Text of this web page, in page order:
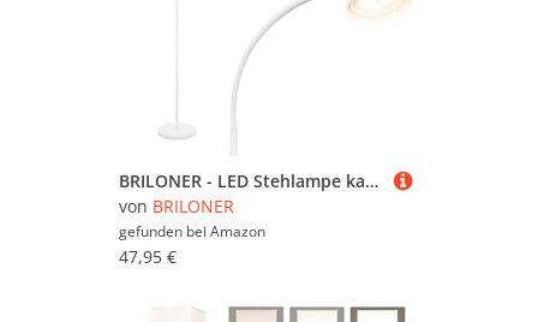
BRILONER - LED Stehlampe kabellos mit Touch, stufenlos dimmbar, Akku & Lichtquelle tauschbar, Akku Stehleuchte, Leselampe, Wohnzimmerlampe, Deckenfluter, Standleuchte, 126,5 cm hoch, Weiß
von BRILONER
gefunden bei Amazon
47,95 €